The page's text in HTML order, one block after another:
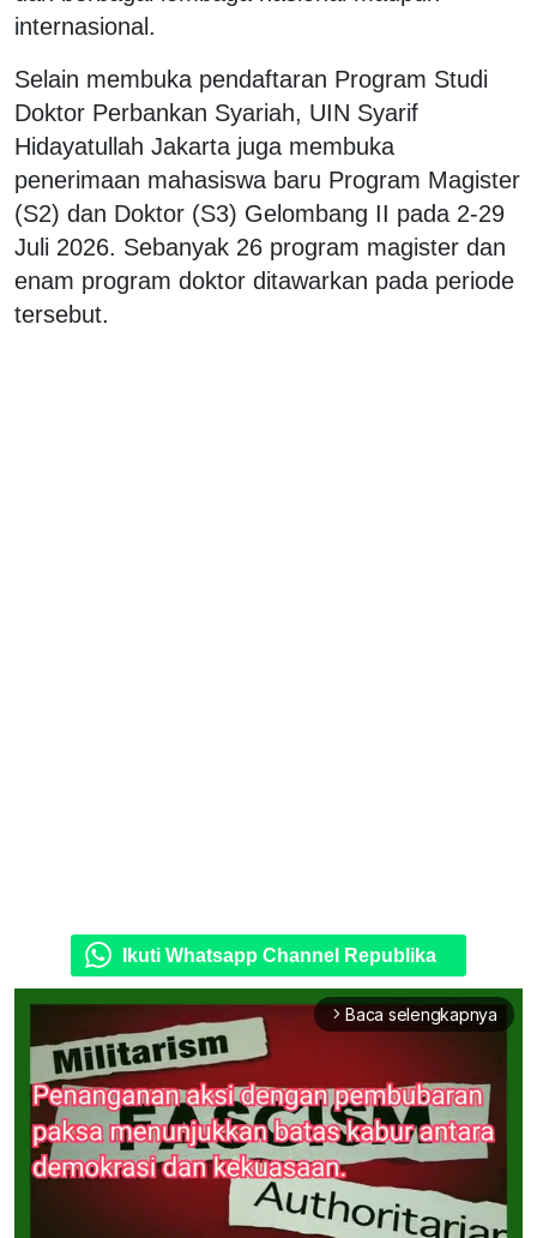
internasional.
Selain membuka pendaftaran Program Studi
Doktor Perbankan Syariah, UIN Syarif
Hidayatullah Jakarta juga membuka
penerimaan mahasiswa baru Program Magister
(S2) dan Doktor (S3) Gelombang II pada 2-29
Juli 2026. Sebanyak 26 program magister dan
enam program doktor ditawarkan pada periode
tersebut.
Ikuti Whatsapp Channel Republika
arrow_forward_ios Baca selengkapnya